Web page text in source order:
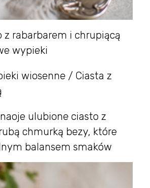
z rabarbarem i chrupiącą
wypieki
wiosenne / Ciasta z
ulubione ciasto z
chmurką bezy, które
balansem smaków